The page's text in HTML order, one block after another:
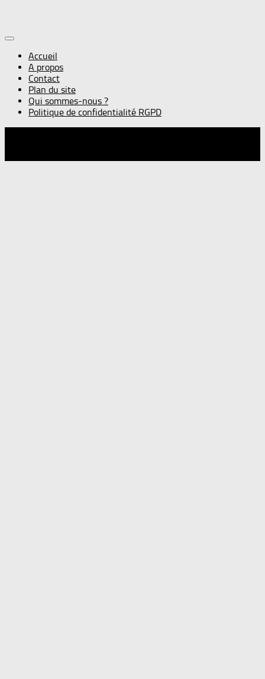
Accueil
A propos
Contact
Plan du site
Qui sommes-nous ?
Politique de confidentialité RGPD